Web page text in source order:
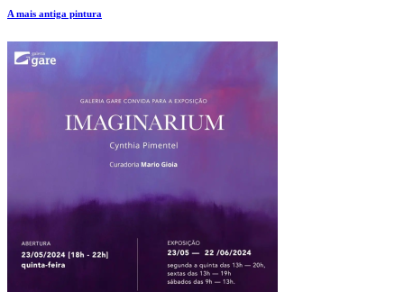
A mais antiga pintura